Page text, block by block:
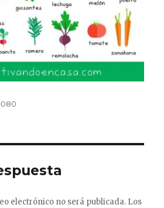
electrónico no será publicada. Los